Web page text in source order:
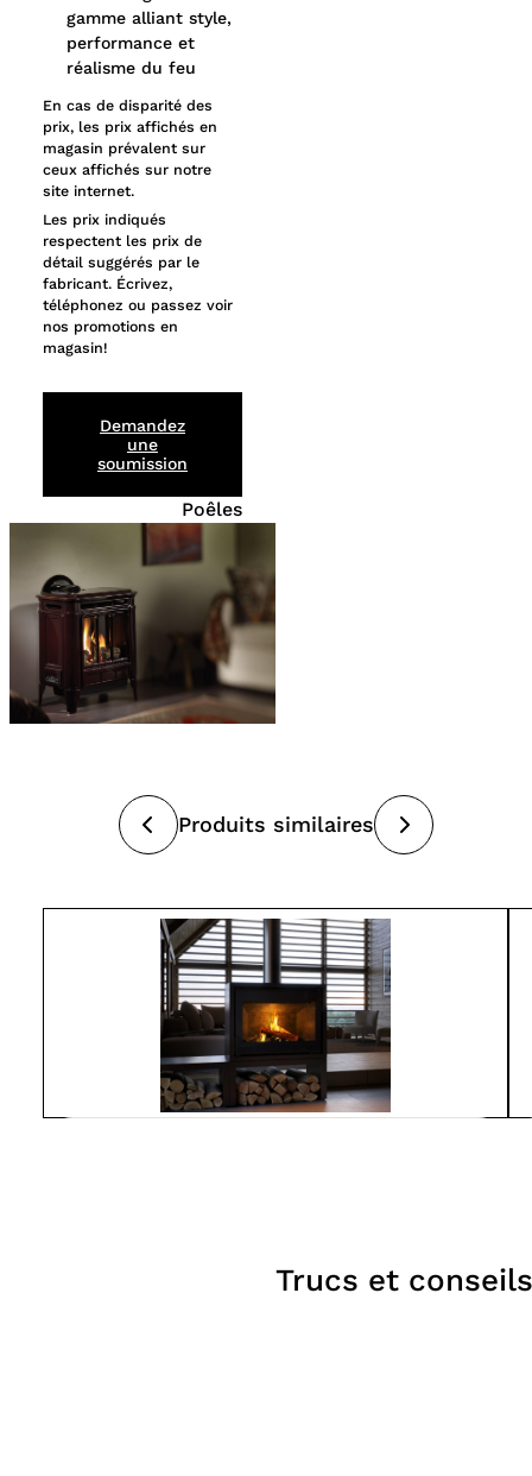
Poêles
gamme alliant style,
performance et
réalisme du feu
En cas de disparité des
prix, les prix affichés en
magasin prévalent sur
ceux affichés sur notre
site internet.
Les prix indiqués
respectent les prix de
détail suggérés par le
fabricant. Écrivez,
téléphonez ou passez voir
nos promotions en
magasin!
Demandez
une
soumission
Produits similaires
Trucs et conseils